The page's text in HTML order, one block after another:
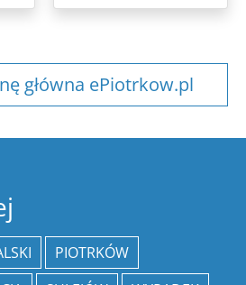
główna ePiotrkow.pl
PIOTRKÓW